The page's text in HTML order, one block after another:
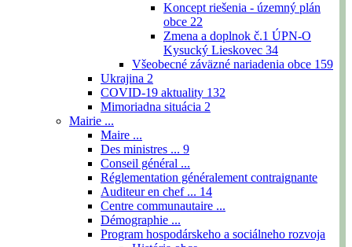
Koncept riešenia - územný plán
obce 22
Zmena a doplnok č.1 ÚPN-O
Kysucký Lieskovec 34
Všeobecné záväzné nariadenia obce 159
Ukrajina 2
COVID-19 aktuality 132
Mimoriadna situácia 2
Mairie ...
Maire ...
Des ministres ... 9
Conseil général ...
Réglementation généralement contraignante
Auditeur en chef ... 14
Centre communautaire ...
Démographie ...
Program hospodárskeho a sociálneho rozvoja